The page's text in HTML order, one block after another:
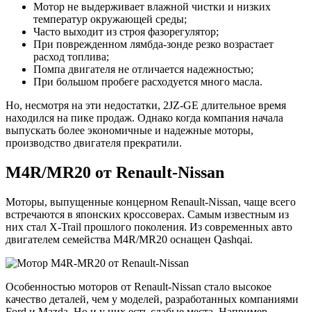
Мотор не выдерживает влажной чистки и низких
температур окружающей среды;
Часто выходит из строя фазорегулятор;
При поврежденном лямбда-зонде резко возрастает
расход топлива;
Помпа двигателя не отличается надежностью;
При большом пробеге расходуется много масла.
Но, несмотря на эти недостатки, 2JZ-GE длительное время
находился на пике продаж. Однако когда компания начала
выпускать более экономичные и надежные моторы,
производство двигателя прекратили.
M4R/MR20 от Renault-Nissan
Моторы, выпущенные концерном Renault-Nissan, чаще всего
встречаются в японских кроссоверах. Самым известным из
них стал X-Trail прошлого поколения. Из современных авто
двигателем семейства M4R/MR20 оснащен Qashqai.
Особенностью моторов от Renault-Nissan стало высокое
качество деталей, чем у моделей, разработанных компаниями